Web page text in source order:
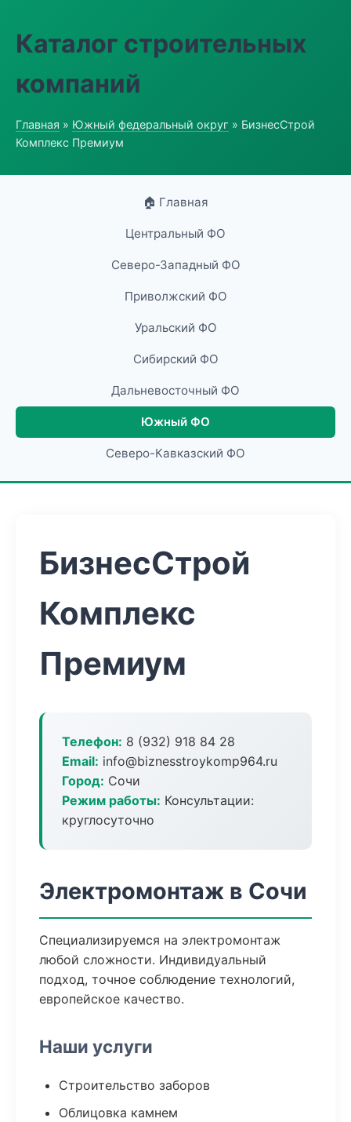
Каталог строительных
компаний
Главная » Южный федеральный округ » БизнесСтрой
Комплекс Премиум
🏠 Главная
Центральный ФО
Северо-Западный ФО
Приволжский ФО
Уральский ФО
Сибирский ФО
Дальневосточный ФО
Южный ФО
Северо-Кавказский ФО
БизнесСтрой
Комплекс
Премиум
Телефон: 8 (932) 918 84 28
Email: info@biznesstroykomp964.ru
Город: Сочи
Режим работы: Консультации:
круглосуточно
Электромонтаж в Сочи
Специализируемся на электромонтаж
любой сложности. Индивидуальный
подход, точное соблюдение технологий,
европейское качество.
Наши услуги
Строительство заборов
Облицовка камнем